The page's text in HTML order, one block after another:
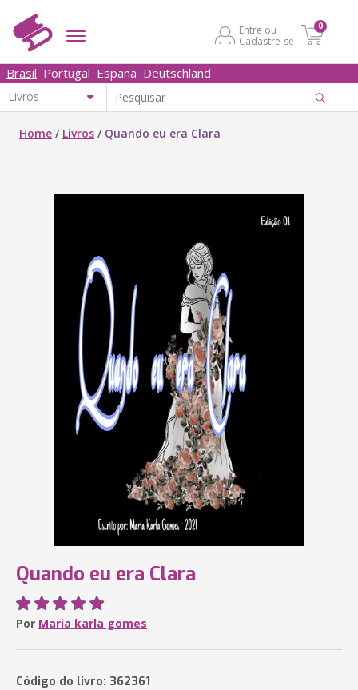
Entre ou
Cadastre-se
0
Brasil Portugal España Deutschland
Home / Livros / Quando eu era Clara
Quando eu era Clara
Por Maria karla gomes
Código do livro: 362361